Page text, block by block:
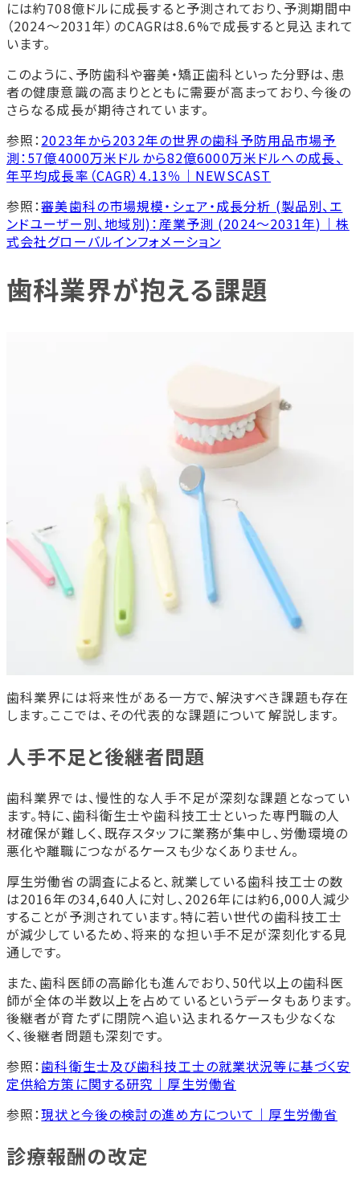
には約708億ドルに成長すると予測されており、予測期間中
（2024～2031年）のCAGRは8.6%で成長すると見込まれて
います。
このように、予防歯科や審美・矯正歯科といった分野は、患
者の健康意識の高まりとともに需要が高まっており、今後の
さらなる成長が期待されています。
参照：2023年から2032年の世界の歯科予防用品市場予
測：57億4000万米ドルから82億6000万米ドルへの成長、
年平均成長率（CAGR）4.13％｜NEWSCAST
参照：審美歯科の市場規模・シェア・成長分析 (製品別、エ
ンドユーザー別、地域別)：産業予測 (2024～2031年)｜株
式会社グローバルインフォメーション
歯科業界が抱える課題
歯科業界には将来性がある一方で、解決すべき課題も存在
します。ここでは、その代表的な課題について解説します。
人手不足と後継者問題
歯科業界では、慢性的な人手不足が深刻な課題となってい
ます。特に、歯科衛生士や歯科技工士といった専門職の人
材確保が難しく、既存スタッフに業務が集中し、労働環境の
悪化や離職につながるケースも少なくありません。
厚生労働省の調査によると、就業している歯科技工士の数
は2016年の34,640人に対し、2026年には約6,000人減少
することが予測されています。特に若い世代の歯科技工士
が減少しているため、将来的な担い手不足が深刻化する見
通しです。
また、歯科医師の高齢化も進んでおり、50代以上の歯科医
師が全体の半数以上を占めているというデータもあります。
後継者が育たずに閉院へ追い込まれるケースも少なくな
く、後継者問題も深刻です。
参照：歯科衛生士及び歯科技工士の就業状況等に基づく安
定供給方策に関する研究｜厚生労働省
参照：現状と今後の検討の進め方について｜厚生労働省
診療報酬の改定